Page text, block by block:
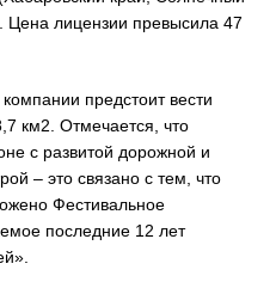
Цена лицензии превысила 47
предстоит вести
км2. Отмечается, что
с развитой дорожной и
– это связано с тем, что
Фестивальное
последние 12 лет